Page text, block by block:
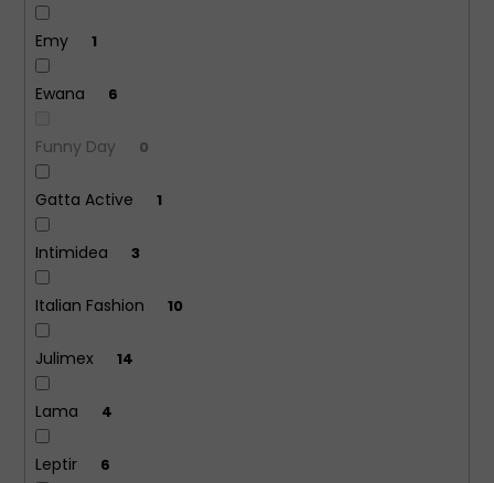
Emy 1
Ewana 6
Funny Day 0
Gatta Active 1
Intimidea 3
Italian Fashion 10
Julimex 14
Lama 4
Leptir 6